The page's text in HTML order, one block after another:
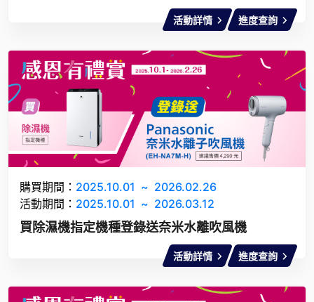
活動詳情 進度查詢
購買期間： 2025.10.01 ~ 2026.02.26
活動期間： 2025.10.01 ~ 2026.03.12
買除濕機指定機種登錄送奈米水離吹風機
活動詳情 進度查詢